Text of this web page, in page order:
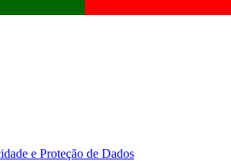
e Proteção de Dados